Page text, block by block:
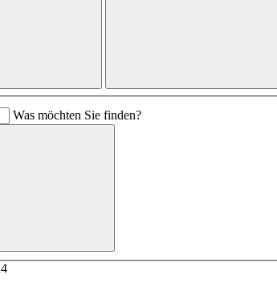
Was möchten Sie finden?